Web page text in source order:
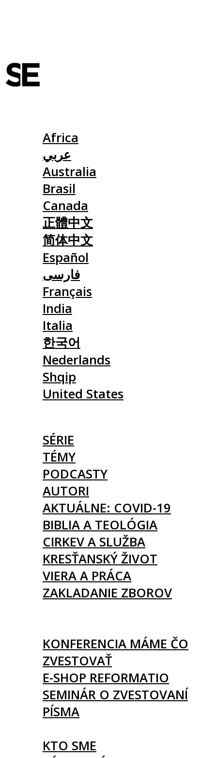
Africa
عربي
Australia
Brasil
Canada
正體中文
简体中文
Español
فارسی
Français
India
Italia
한국어
Nederlands
Shqip
United States
SÉRIE
TÉMY
PODCASTY
AUTORI
AKTUÁLNE: COVID-19
BIBLIA A TEOLÓGIA
CIRKEV A SLUŽBA
KRESŤANSKÝ ŽIVOT
VIERA A PRÁCA
ZAKLADANIE ZBOROV
KONFERENCIA MÁME ČO
ZVESTOVAŤ
E-SHOP REFORMATIO
SEMINÁR O ZVESTOVANÍ
PÍSMA
KTO SME